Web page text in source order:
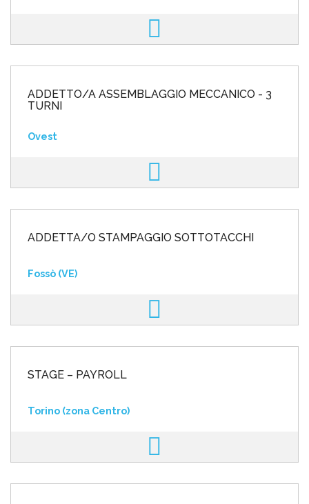
ADDETTO/A ASSEMBLAGGIO MECCANICO - 3
TURNI
Ovest
ADDETTA/O STAMPAGGIO SOTTOTACCHI
Fossò (VE)
STAGE – PAYROLL
Torino (zona Centro)